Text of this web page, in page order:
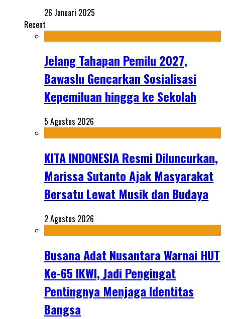
26 Januari 2025
Recent
Jelang Tahapan Pemilu 2027,
Bawaslu Gencarkan Sosialisasi
Kepemiluan hingga ke Sekolah
5 Agustus 2026
KITA INDONESIA Resmi Diluncurkan,
Marissa Sutanto Ajak Masyarakat
Bersatu Lewat Musik dan Budaya
2 Agustus 2026
Busana Adat Nusantara Warnai HUT
Ke-65 IKWI, Jadi Pengingat
Pentingnya Menjaga Identitas
Bangsa